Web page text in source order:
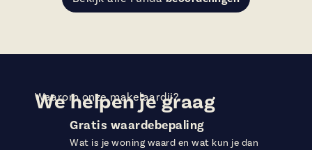
Waarom onze makelaardij?
We helpen je graag
Gratis waardebepaling
Wat is je woning waard en wat kun je dan